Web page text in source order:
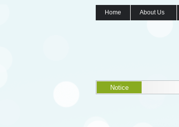
Home About Us
Notice